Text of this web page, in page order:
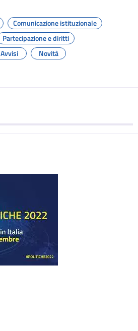
Comunicazione istituzionale
Partecipazione e diritti
Avvisi Novità